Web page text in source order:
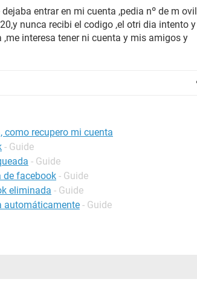
entrar en mi cuenta ,pedia nº de m ovil
nunca recibi el codigo ,el otri dia intento y
interesa tener ni cuenta y mis amigos y
como recupero mi cuenta
- Guide
- Guide
de facebook - Guide
eliminada - Guide
automáticamente - Guide